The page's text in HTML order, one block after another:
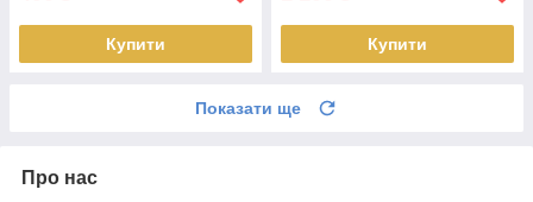
Купити Купити
Показати ще
Про нас